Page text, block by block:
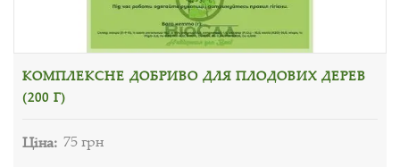
КОМПЛЕКСНЕ ДОБРИВО ДЛЯ ПЛОДОВИХ ДЕРЕВ
(200 Г)
Ціна: 75 грн